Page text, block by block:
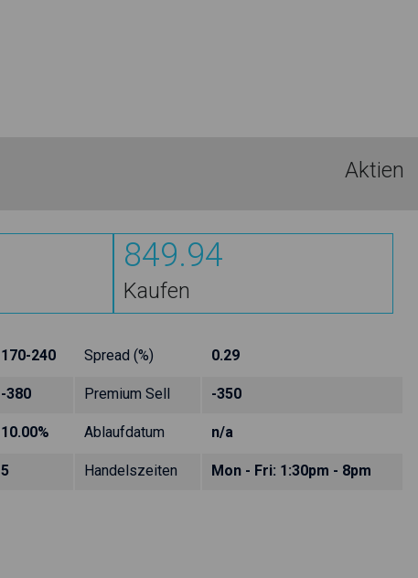
Aktien
849.94
Kaufen
170-240 Spread (%) 0.29
-380 Premium Sell -350
10.00% Ablaufdatum n/a
5 Handelszeiten Mon - Fri: 1:30pm - 8pm